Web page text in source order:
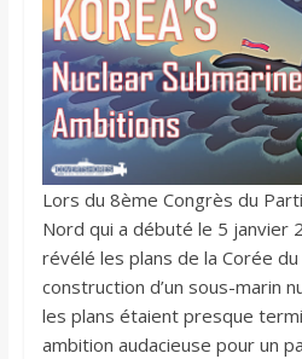
Lors du 8ème Congrès du
Nord qui a débuté le 5 janvier
révélé les plans de la Corée
construction d’un sous-marin
les plans étaient presque
ambition audacieuse pour un